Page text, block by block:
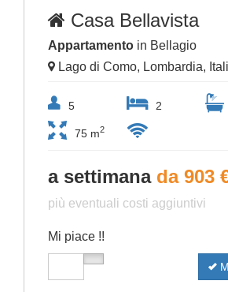
Casa Bellavista
Appartamento in Bellagio
Lago di Como, Lombardia,
5 2
75 m2
a settimana da 903
più eventuali costi aggiuntivi
Mi piace !!